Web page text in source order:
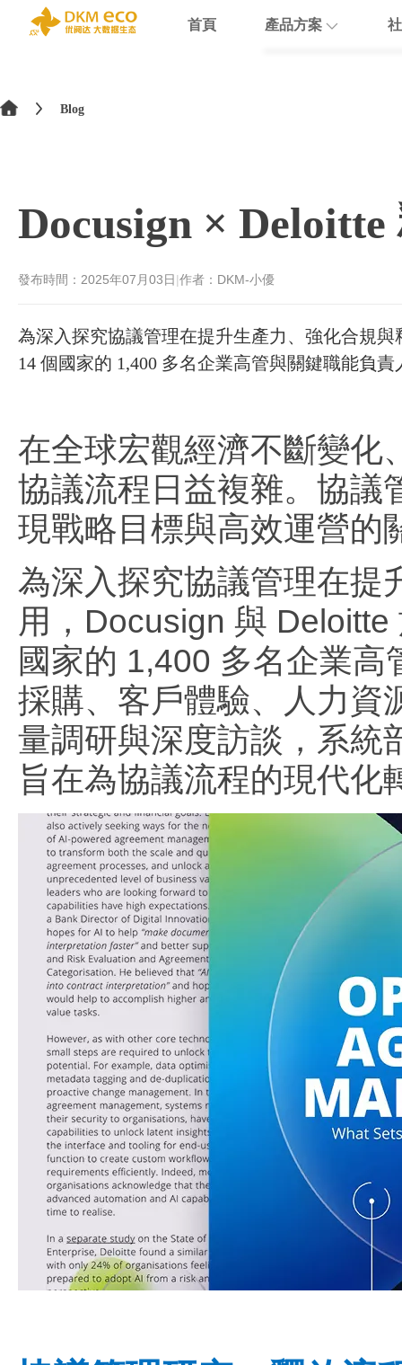
首頁 產品方案
Nextcloud
monday
简体中文Blog
Docusign ×
發布時間： 2025年07月03日 |作者：DKM-小優
為深入探究協議管理在提升生產力、強化合規
14 個國家的 1,400 多名企業高管與關鍵職能負責
在全球宏觀經濟不斷變化
協議流程日益複雜。協議
現戰略目標與高效運營的
為深入探究協議管理在提
用，Docusign 與
國家的 1,400 多名企業
採購、客戶體驗、人力資
量調研與深度訪談，系統
旨在為協議流程的現代化